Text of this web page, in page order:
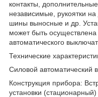
контакты,
независимые, рукоятки
шины выносные и др.
может быть
автоматического
Технические
Силовой автоматический
Конструкция прибора:
установки (стационарный)